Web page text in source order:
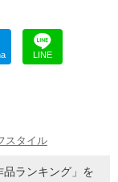
LINE
スタイル
ランキング」を